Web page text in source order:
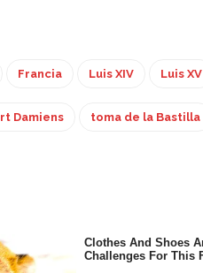
Francia Luis XIV Luis XV
Damiens toma de la Bastilla